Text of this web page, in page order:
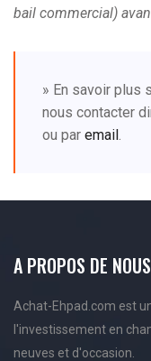
bail commercial)
» En savoir plus
nous contacter
ou par email.
A PROPOS DE NOUS
Achat-Ehpad.com est
l'investissement en
neuves et d'occasion.